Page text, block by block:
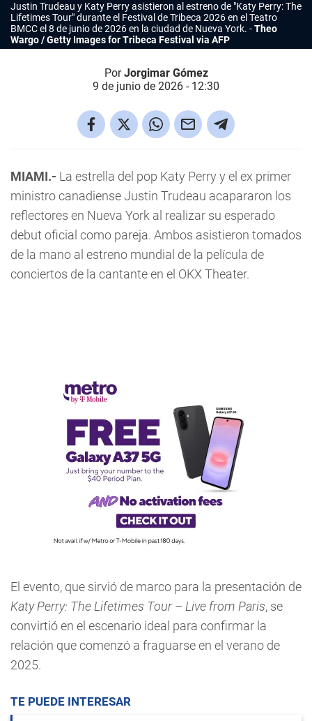
Justin Trudeau y Katy Perry asistieron al estreno de "Katy Perry: The
Lifetimes Tour" durante el Festival de Tribeca 2026 en el Teatro
BMCC el 8 de junio de 2026 en la ciudad de Nueva York.
Theo
Wargo / Getty Images for Tribeca Festival via AFP
PorJorgimar Gómez
9 de junio de 2026 - 12:30
MIAMI.- La estrella del pop Katy Perry y el ex primer
ministro canadiense Justin Trudeau acapararon los
reflectores en Nueva York al realizar su esperado
debut oficial como pareja. Ambos asistieron tomados
de la mano al estreno mundial de la película de
conciertos de la cantante en el OKX Theater.
El evento, que sirvió de marco para la presentación de
Katy Perry: The Lifetimes Tour – Live from Paris, se
convirtió en el escenario ideal para confirmar la
relación que comenzó a fraguarse en el verano de
2025.
TE PUEDE INTERESAR